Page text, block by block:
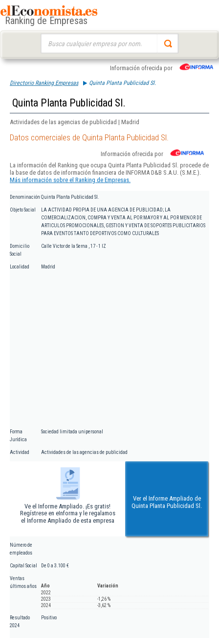
Ranking de Empresas
Información ofrecida por
Directorio Ranking Empresas Quinta Planta Publicidad Sl.
Quinta Planta Publicidad Sl.
Actividades de las agencias de publicidad | Madrid
Datos comerciales de Quinta Planta Publicidad Sl.
Información ofrecida por
La información del Ranking que ocupa Quinta Planta Publicidad Sl. procede de
la base de datos de información financiera de INFORMA D&B S.A.U. (S.M.E.).
Más información sobre el Ranking de Empresas.
Denominación Quinta Planta Publicidad Sl.
Objeto Social
LA ACTIVIDAD PROPIA DE UNA AGENCIA DE PUBLICIDAD; LA
COMERCIALIZACION, COMPRA Y VENTA AL POR MAYOR Y AL POR MENOR DE
ARTICULOS PROMOCIONALES, GESTION Y VENTA DE SOPORTES PUBLICITARIOS
PARA EVENTOS TANTO DEPORTIVOS COMO CULTURALES
Domicilio
Social
Calle Victor de la Serna , 17 - 1 IZ
Localidad Madrid
Forma
Jurídica
Sociedad limitada unipersonal
Actividad Actividades de las agencias de publicidad
Ve el Informe Ampliado. ¡Es gratis!
Regístrese en eInforma y le regalamos
el Informe Ampliado de esta empresa
Ver el Informe Ampliado de
Quinta Planta Publicidad Sl.
Número de
empleados
Capital Social De 0 a 3.100 €
Ventas
últimos años
Año
Variación
2022
2023
-1,26 %
2024
-3,62 %
Resultado
2024
Positivo